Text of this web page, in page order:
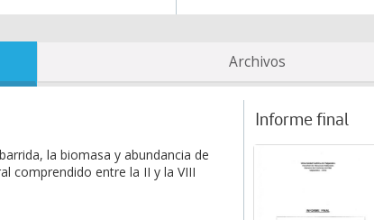
Archivos
la biomasa y abundancia de
comprendido entre la II y la VIII
Informe final